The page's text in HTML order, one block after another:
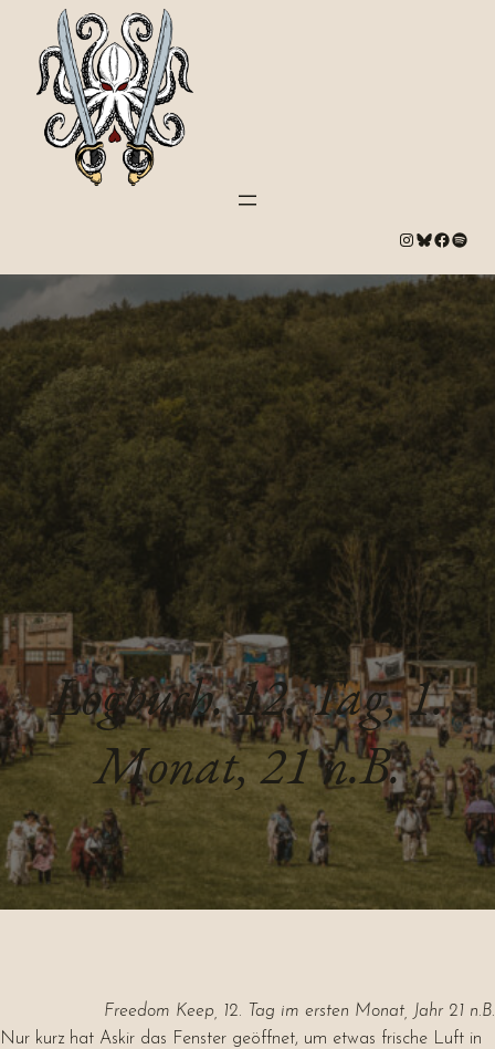
# Bluesky # Spotify
Logbuch. 12. Tag, 1.
Monat, 21 n.B.
Freedom Keep, 12. Tag im ersten Monat, Jahr 21 n.B.
Nur kurz hat Askir das Fenster geöffnet, um etwas frische Luft in